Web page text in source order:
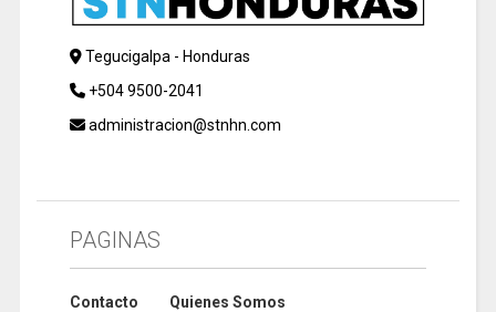
Tegucigalpa - Honduras
+504 9500-2041
administracion@stnhn.com
PAGINAS
Contacto Quienes Somos